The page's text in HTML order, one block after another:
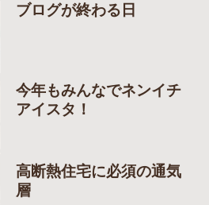
ブログが終わる日
今年もみんなでネンイチ
アイスタ！
高断熱住宅に必須の通気
層